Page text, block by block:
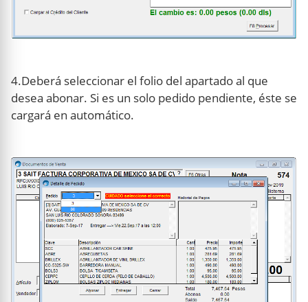
4.Deberá seleccionar el folio del apartado al que
desea abonar. Si es un solo pedido pendiente, éste se
cargará en automático.